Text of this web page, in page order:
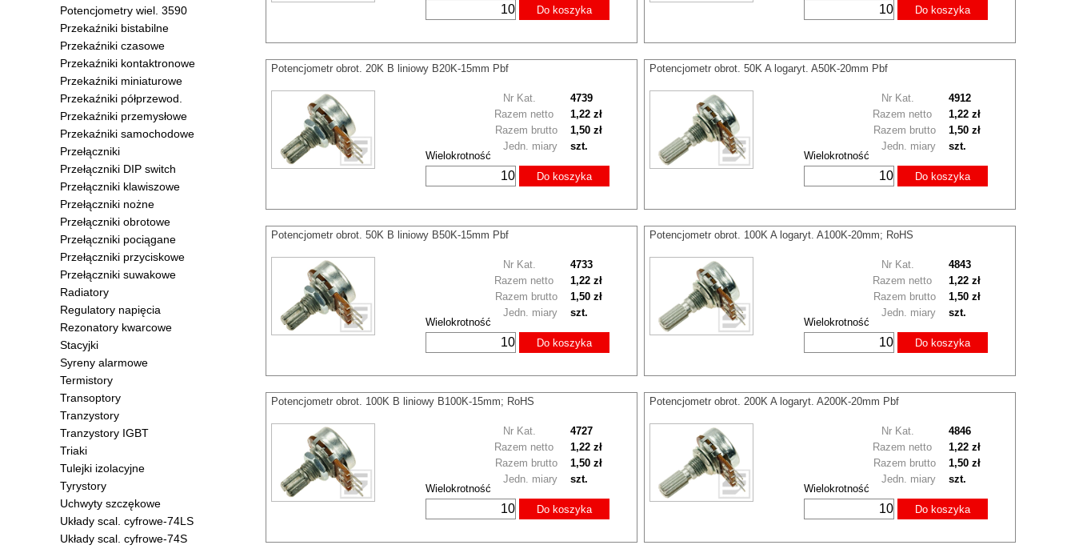
Potencjometry wiel. 3590
Przekaźniki bistabilne
Przekaźniki czasowe
Przekaźniki kontaktronowe
Przekaźniki miniaturowe
Przekaźniki półprzewod.
Przekaźniki przemysłowe
Przekaźniki samochodowe
Przełączniki
Przełączniki DIP switch
Przełączniki klawiszowe
Przełączniki nożne
Przełączniki obrotowe
Przełączniki pociągane
Przełączniki przyciskowe
Przełączniki suwakowe
Radiatory
Regulatory napięcia
Rezonatory kwarcowe
Stacyjki
Syreny alarmowe
Termistory
Transoptory
Tranzystory
Tranzystory IGBT
Triaki
Tulejki izolacyjne
Tyrystory
Uchwyty szczękowe
Układy scal. cyfrowe-74LS
Układy scal. cyfrowe-74S
Do koszyka Do koszyka
Potencjometr obrot. 20K B liniowy B20K-15mm Pbf
Wielokrotność
Nr Kat. 4739
Razem brutto 1,50 zł
Razem netto 1,22 zł
Jedn. miary szt.
Do koszyka
Potencjometr obrot. 50K A logaryt. A50K-20mm Pbf
Wielokrotność
Nr Kat. 4912
Razem brutto 1,50 zł
Razem netto 1,22 zł
Jedn. miary szt.
Do koszyka
Potencjometr obrot. 50K B liniowy B50K-15mm Pbf
Wielokrotność
Nr Kat. 4733
Razem brutto 1,50 zł
Razem netto 1,22 zł
Jedn. miary szt.
Do koszyka
Potencjometr obrot. 100K A logaryt. A100K-20mm; RoHS
Wielokrotność
Nr Kat. 4843
Razem brutto 1,50 zł
Razem netto 1,22 zł
Jedn. miary szt.
Do koszyka
Potencjometr obrot. 100K B liniowy B100K-15mm; RoHS
Wielokrotność
Nr Kat. 4727
Razem brutto 1,50 zł
Razem netto 1,22 zł
Jedn. miary szt.
Do koszyka
Potencjometr obrot. 200K A logaryt. A200K-20mm Pbf
Wielokrotność
Nr Kat. 4846
Razem brutto 1,50 zł
Razem netto 1,22 zł
Jedn. miary szt.
Do koszyka